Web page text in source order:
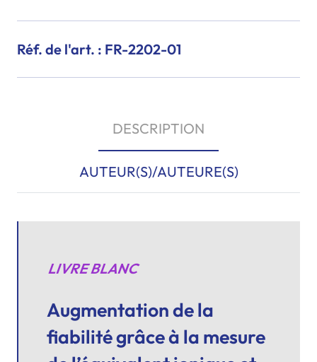
Réf. de l'art. : FR-2202-01
DESCRIPTION
AUTEUR(S)/AUTEURE(S)
LIVRE BLANC
Augmentation de la
fiabilité grâce à la mesure